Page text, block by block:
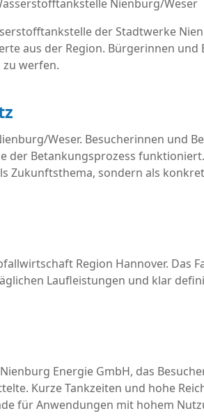
der Stadtwerke
aus der Region. Bürgerinnen
werfen.
Weser. Besucherinnen und
Betankungsprozess
Zukunftsthema, sondern als
Region Hannover. Das
Laufleistungen und klar
Energie GmbH, das
Kurze Tankzeiten und hohe
für Anwendungen mit hohem